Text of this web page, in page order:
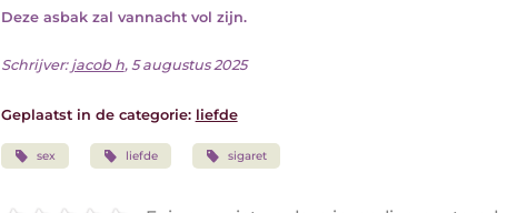
Deze asbak zal vannacht vol zijn.
Schrijver: jacob h, 5 augustus 2025
Geplaatst in de categorie: liefde
sex liefde sigaret